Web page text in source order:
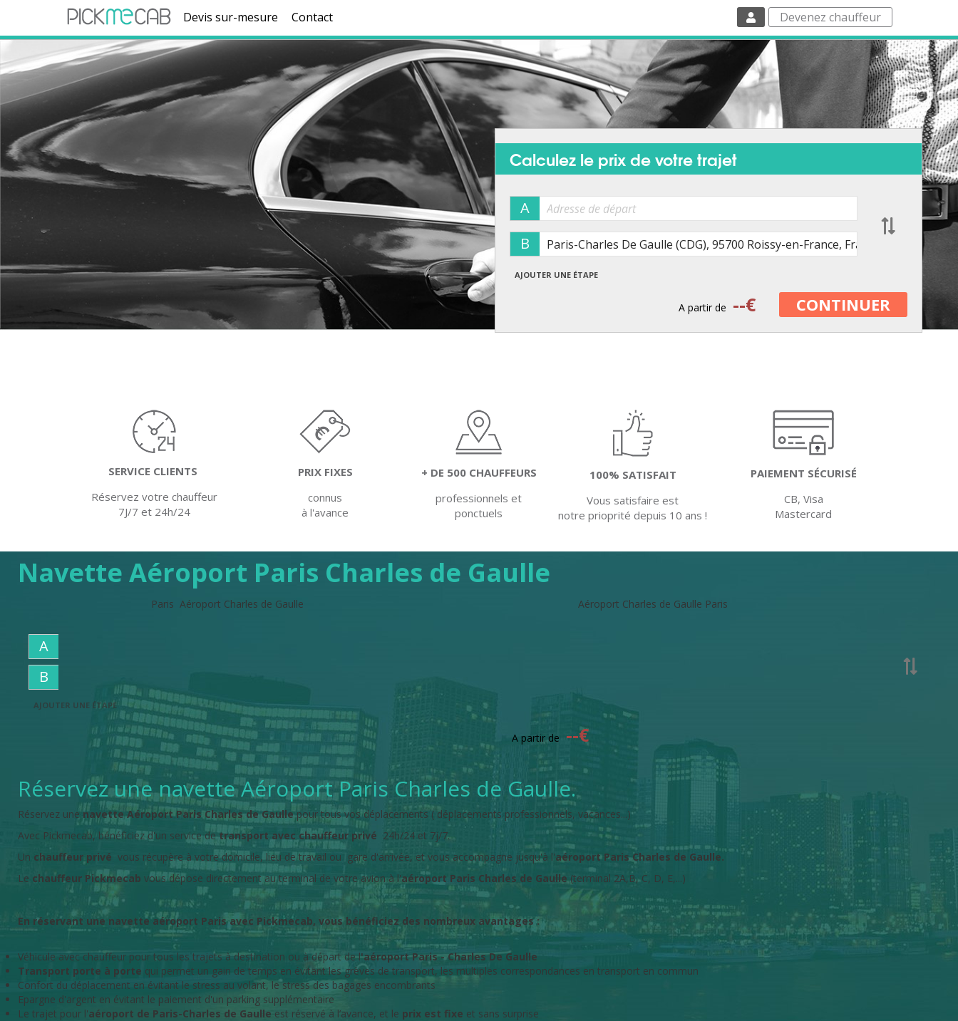
Devis sur-mesure Contact Devenez chauffeur
Calculez le prix de votre trajet
A
B
AJOUTER UNE ÉTAPE
A partir de --€ CONTINUER
SERVICE CLIENTS
Réservez votre chauffeur
7J/7 et 24h/24
PRIX FIXES
connus
à l'avance
+ DE 500 CHAUFFEURS
professionnels et
ponctuels
100% SATISFAIT
Vous satisfaire est
notre prioprité depuis 10 ans !
PAIEMENT SÉCURISÉ
CB, Visa
Mastercard
Navette Aéroport Paris Charles de Gaulle
Paris Aéroport Charles de Gaulle Aéroport Charles de Gaulle Paris
A
B
AJOUTER UNE ÉTAPE
A partir de --€
Réservez une navette Aéroport Paris Charles de Gaulle.
Réservez unenavette Aéroport Paris Charles de Gaullepour tous vos déplacements ( déplacements professionnels, vacances...)
Avec Pickmecab, bénéficiez d'un service detransport avec chauffeur privé 24h/24 et 7j/7.
Un chauffeur privé vous récupère à votre domicile, lieu de travail ou gare d'arrivée, et vous accompagne jusqu'à l'aéroport Paris Charles de Gaulle.
Le chauffeur Pickmecab vous dépose directement au terminal de votre avion à l'aéroport Paris Charles de Gaulle(terminal 2A,B, C, D, E,...)
En réservant une navette aéroport Paris avec Pickmecab, vous bénéficiez des nombreux avantages :
Véhicule avec chauffeur pour tous les trajets à destination ou à départ de l'aéroport Paris - Charles De Gaulle
Transport porte à porte qui permet un gain de temps en évitant les grèves de transport, les multiples correspondances en transport en commun
Confort du déplacement en évitant le stress au volant, le stress des bagages encombrants
Epargne d'argent en évitant le paiement d'un parking supplémentaire
Le trajet pour l'aéroport de Paris-Charles de Gaulle est réservé à l’avance, et le prix est fixe et sans surprise